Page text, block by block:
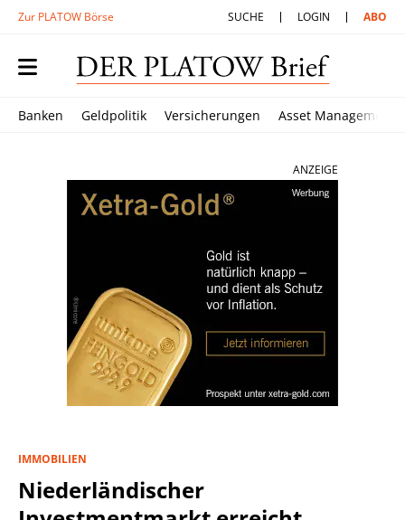
Zur PLATOW Börse SUCHE LOGIN ABO
Banken Geldpolitik Versicherungen Asset Management
ANZEIGE
IMMOBILIEN
Niederländischer